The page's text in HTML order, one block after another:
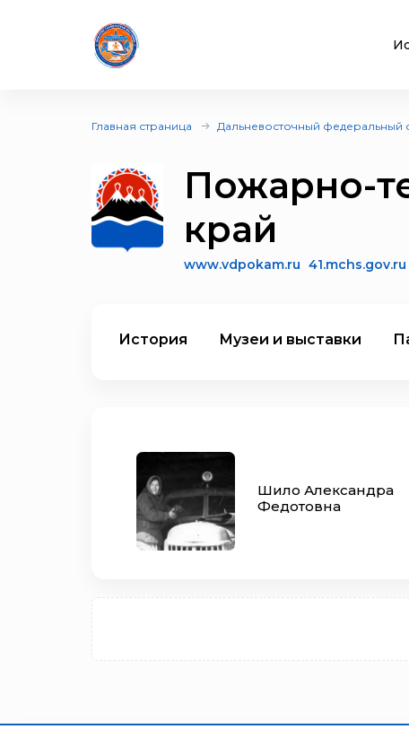
Главная страница Дальневосточный федеральный
Пожарно-
край
www.vdpokam.ru 41.mchs.gov.ru
История Музеи и выставки
Шило Александра
Федотовна